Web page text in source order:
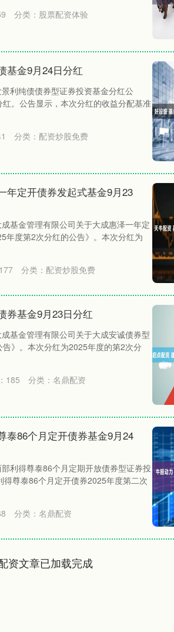
分类： 股票配资体验
基金9月24日分红
利纯债债券型证券投资基金分红公
。公告显示，本次分红的收益分配基准
分类： 配资炒股免费
年定开债券发起式基金9月23
基金管理有限公司关于大成惠泽一年定
年度第2次分红的公告》。本次分红为
177 分类： 配资炒股免费
券基金9月23日分红
基金管理有限公司关于大成安诚债券型
》。本次分红为2025年度的第2次分
185 分类： 名鼎配资
泰86个月定开债券基金9月24
利得尊泰86个月定期开放债券型证券投
尊泰86个月定开债券2025年度第二次
分类： 名鼎配资
资文章已加载完成